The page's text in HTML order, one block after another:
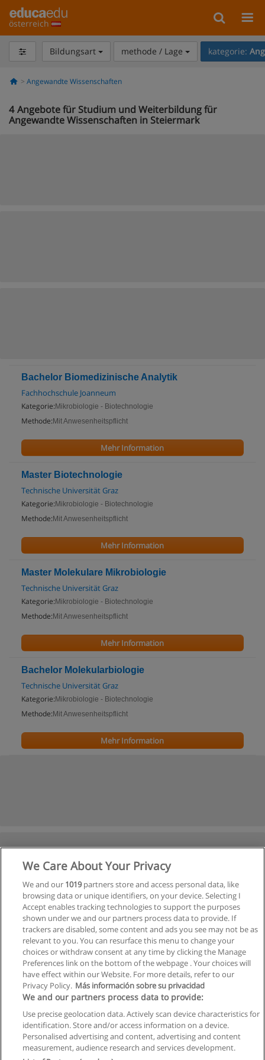
österreich
Bildungsart methode / Lage kategorie:
Angewandte Wissenschaften
4 Angebote für Studium und Weiterbildung für
Angewandte Wissenschaften in Steiermark
Bachelor Biomedizinische Analytik
Fachhochschule Joanneum
Kategorie: Mikrobiologie - Biotechnologie
Methode: Mit Anwesenheitspflicht
Mehr Information
Master Biotechnologie
Technische Universität Graz
Kategorie: Mikrobiologie - Biotechnologie
Methode: Mit Anwesenheitspflicht
Mehr Information
Master Molekulare Mikrobiologie
Technische Universität Graz
Kategorie: Mikrobiologie - Biotechnologie
Methode: Mit Anwesenheitspflicht
Mehr Information
Bachelor Molekularbiologie
Technische Universität Graz
Kategorie: Mikrobiologie - Biotechnologie
Methode: Mit Anwesenheitspflicht
Mehr Information
Allgemeinen geschäftsbedingungen
Datenschutzpolitik
We Care About Your Privacy
We and our 1019partners store and access personal data, like
browsing data or unique identifiers, on your device. Selecting I
Accept enables tracking technologies to support the purposes
shown under we and our partners process data to provide. If
trackers are disabled, some content and ads you see may not be as
relevant to you. You can resurface this menu to change your
choices or withdraw consent at any time by clicking the Manage
Preferences link on the bottom of the webpage . Your choices will
have effect within our Website. For more details, refer to our
Privacy Policy. Más información sobre su privacidad
We and our partners process data to provide:
Use precise geolocation data. Actively scan device characteristics for
identification. Store and/or access information on a device.
Personalised advertising and content, advertising and content
measurement, audience research and services development.